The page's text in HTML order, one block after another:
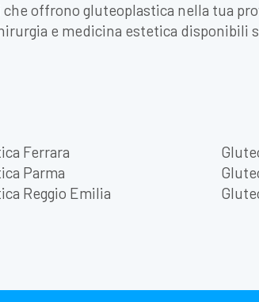
offrono gluteoplastica nella tua
e medicina estetica disponibili
Ferrara
Parma
Reggio Emilia